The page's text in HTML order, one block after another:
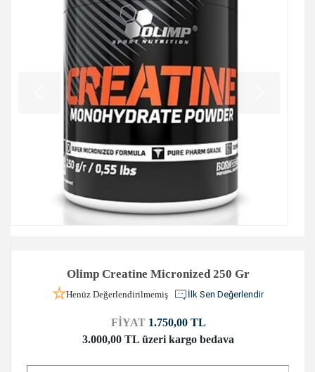
Olimp Creatine Micronized 250 Gr
Henüz Değerlendirilmemiş İlk Sen Değerlendir
FİYAT 1.750,00 TL
3.000,00 TL üzeri kargo bedava